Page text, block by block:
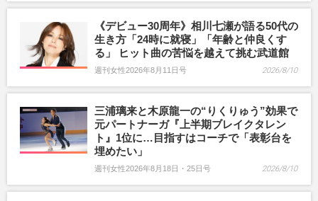
《デビュー30周年》相川七瀬が語る50代の
生き方「24時に就寝」「年齢と仲良くす
る」 ヒット曲の苦悩を越えて挑む武道館
週刊女性2026年8月11日号 2026/8/10
三浦璃来と木原龍一の“りくりゅう”効果で
元パートナーガ『上半期ブレイクタレン
ト』1位に…目指すはコーチで「表彰台を
埋めたい」
週刊女性2026年8月18日・25日号 2026/8/10